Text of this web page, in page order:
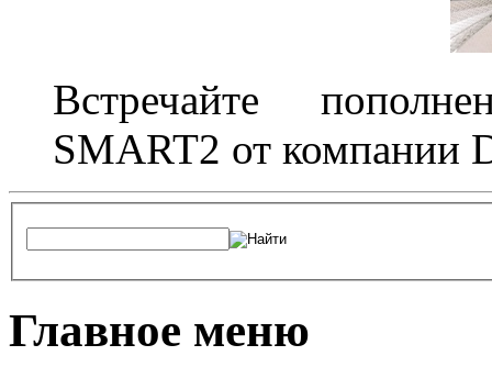
Встречайте
SMART2 от компании
Главное меню